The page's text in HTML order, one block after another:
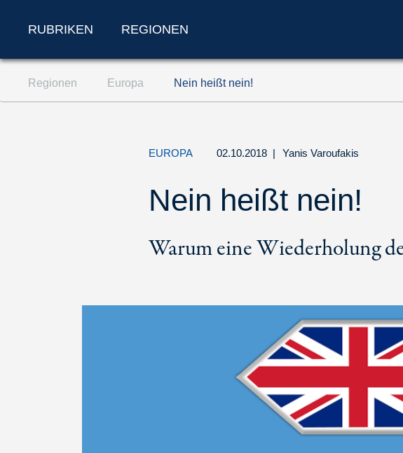
Zum Inhalt springen (Accesskey '1')
Zur Suche springen (Accesskey '2')
RUBRIKEN REGIONEN
Regionen Europa Nein heißt nein!
EUROPA 02.10.2018 | Yanis Varoufakis
Nein heißt nein!
Warum eine Wiederholung